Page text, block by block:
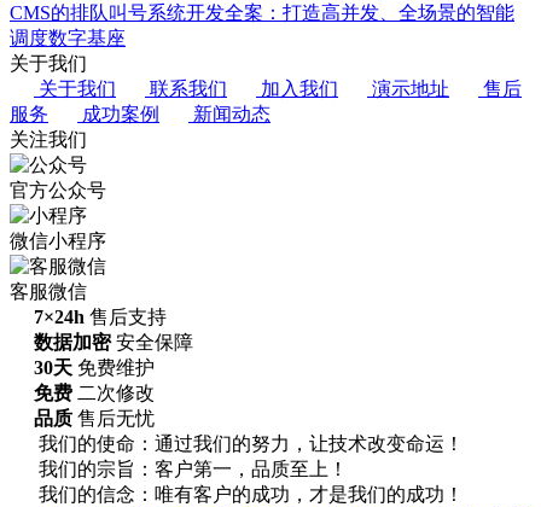
CMS的排队叫号系统开发全案：打造高并发、全场景的智能
调度数字基座
关于我们
关于我们
联系我们 加入我们 演示地址
售后
服务
成功案例
新闻动态
关注我们
官方公众号
微信小程序
客服微信
7×24h 售后支持
数据加密安全保障
30天 免费维护
免费 二次修改
品质 售后无忧
我们的使命：通过我们的努力，让技术改变命运！
我们的宗旨：客户第一，品质至上！
我们的信念：唯有客户的成功，才是我们的成功！